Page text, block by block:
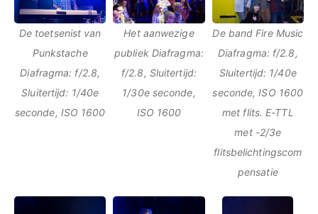
De toetsenist van
Punkstache
Diafragma: f/2.8,
Sluitertijd: 1/40e
seconde, ISO 1600
Het aanwezige
publiek Diafragma:
f/2.8, Sluitertijd:
1/30e seconde,
ISO 1600
De band Fire Music
Diafragma: f/2.8,
Sluitertijd: 1/40e
seconde, ISO 1600
met flits. E-TTL
met -2/3e
flitsbelichtingscom
pensatie